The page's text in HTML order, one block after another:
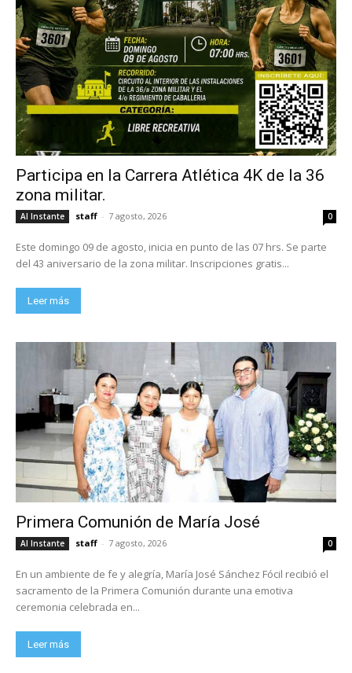
Participa en la Carrera Atlética 4K de la 36
zona militar.
Al Instante staff - 7 agosto, 2026 0
Este domingo 09 de agosto, inicia en punto de las 07 hrs. Se parte
del 43 aniversario de la zona militar. Inscripciones gratis...
Leer más
Primera Comunión de María José
Al Instante staff - 7 agosto, 2026 0
En un ambiente de fe y alegría, María José Sánchez Fócil recibió el
sacramento de la Primera Comunión durante una emotiva
ceremonia celebrada en...
Leer más